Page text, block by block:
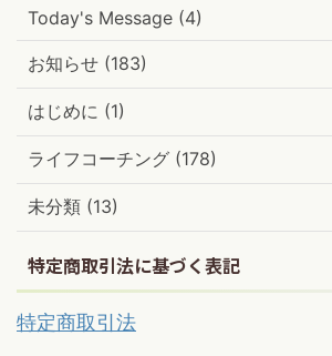
Today's Message (4)
お知らせ (183)
はじめに (1)
ライフコーチング (178)
未分類 (13)
特定商取引法に基づく表記
特定商取引法